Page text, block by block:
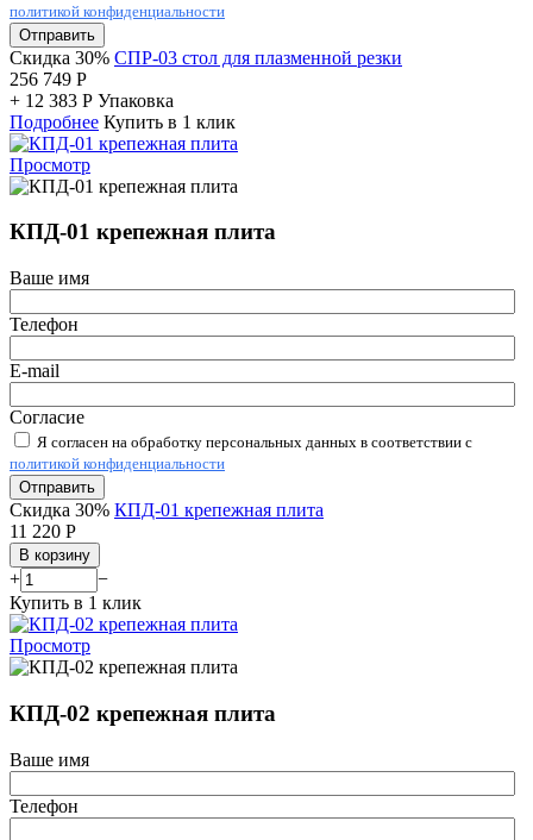
политикой конфиденциальности
Отправить
Скидка 30% СПР-03 стол для плазменной резки
256 749 Р
+ 12 383 Р Упаковка
Подробнее Купить в 1 клик
Просмотр
КПД-01 крепежная плита
Ваше имя
Телефон
E-mail
Согласие
Я согласен на обработку персональных данных в соответствии с
политикой конфиденциальности
Отправить
Скидка 30% КПД-01 крепежная плита
11 220 Р
В корзину
+
−
Купить в 1 клик
Просмотр
КПД-02 крепежная плита
Ваше имя
Телефон